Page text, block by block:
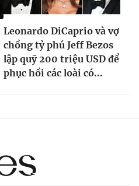
Leonardo DiCaprio và vợ
chồng tỷ phú Jeff Bezos
lập quỹ 200 triệu USD để
phục hồi các loài có...